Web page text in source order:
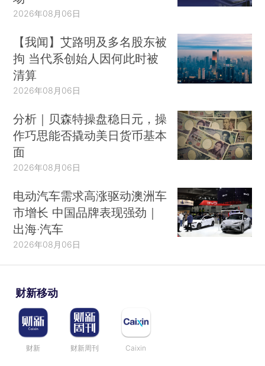
2026年08月06日
【我闻】艾路明及多名股东被
拘 当代系创始人因何此时被
清算
2026年08月06日
分析｜贝森特操盘稳日元，操
作巧思能否撬动美日货币基本
面
2026年08月06日
电动汽车需求高涨驱动澳洲车
市增长 中国品牌表现强劲｜
出海·汽车
2026年08月06日
财新移动
财新 财新周刊 Caixin